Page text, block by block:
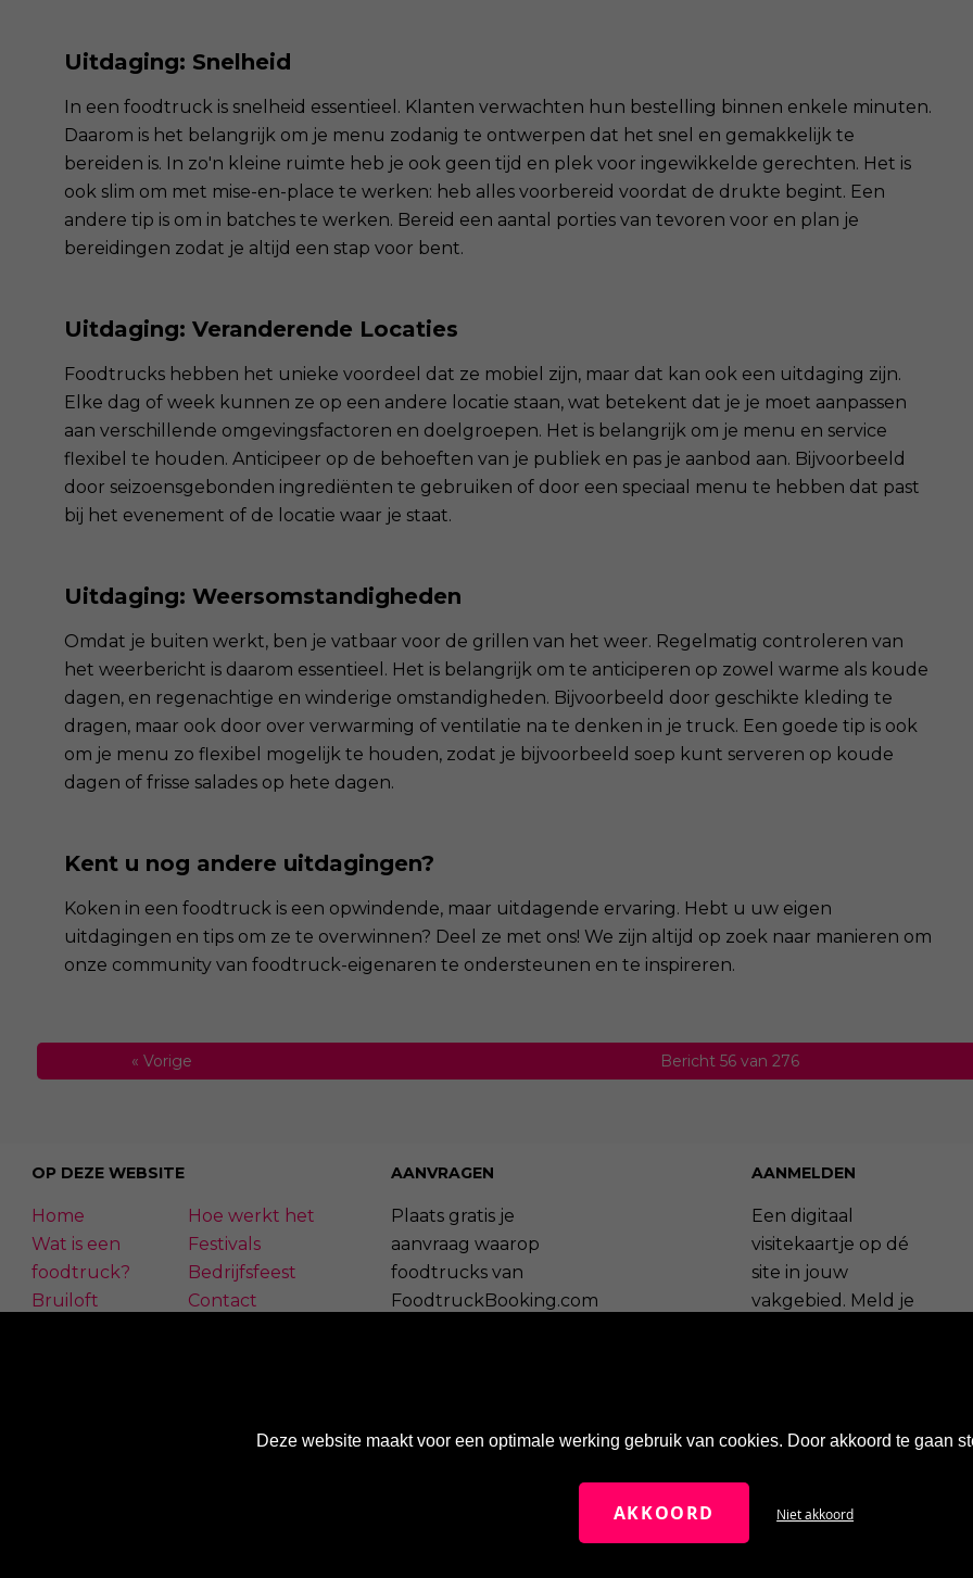
Uitdaging: Snelheid
In een foodtruck is snelheid essentieel. Klanten verwachten hun bestelling binnen enkele minuten.
Daarom is het belangrijk om je menu zodanig te ontwerpen dat het snel en gemakkelijk te
bereiden is. In zo'n kleine ruimte heb je ook geen tijd en plek voor ingewikkelde gerechten. Het is
ook slim om met mise-en-place te werken: heb alles voorbereid voordat de drukte begint. Een
andere tip is om in batches te werken. Bereid een aantal porties van tevoren voor en plan je
bereidingen zodat je altijd een stap voor bent.
Uitdaging: Veranderende Locaties
Foodtrucks hebben het unieke voordeel dat ze mobiel zijn, maar dat kan ook een uitdaging zijn.
Elke dag of week kunnen ze op een andere locatie staan, wat betekent dat je je moet aanpassen
aan verschillende omgevingsfactoren en doelgroepen. Het is belangrijk om je menu en service
flexibel te houden. Anticipeer op de behoeften van je publiek en pas je aanbod aan. Bijvoorbeeld
door seizoensgebonden ingrediënten te gebruiken of door een speciaal menu te hebben dat past
bij het evenement of de locatie waar je staat.
Uitdaging: Weersomstandigheden
Omdat je buiten werkt, ben je vatbaar voor de grillen van het weer. Regelmatig controleren van
het weerbericht is daarom essentieel. Het is belangrijk om te anticiperen op zowel warme als koude
dagen, en regenachtige en winderige omstandigheden. Bijvoorbeeld door geschikte kleding te
dragen, maar ook door over verwarming of ventilatie na te denken in je truck. Een goede tip is ook
om je menu zo flexibel mogelijk te houden, zodat je bijvoorbeeld soep kunt serveren op koude
dagen of frisse salades op hete dagen.
Kent u nog andere uitdagingen?
Koken in een foodtruck is een opwindende, maar uitdagende ervaring. Hebt u uw eigen
uitdagingen en tips om ze te overwinnen? Deel ze met ons! We zijn altijd op zoek naar manieren om
onze community van foodtruck-eigenaren te ondersteunen en te inspireren.
« Vorige Bericht 56 van 276
OP DEZE WEBSITE
Home
Hoe werkt het
Wat is een
foodtruck?
Festivals
Bedrijfsfeest
Bruiloft
Contact
AANVRAGEN
Plaats gratis je
aanvraag waarop
foodtrucks van
FoodtruckBooking.com
AANMELDEN
Een digitaal
visitekaartje op dé
site in jouw
vakgebied. Meld je
Maak een account aan »
Deze website maakt voor een optimale werking gebruik van cookies. Door akkoord te gaan
AKKOORD Niet akkoord